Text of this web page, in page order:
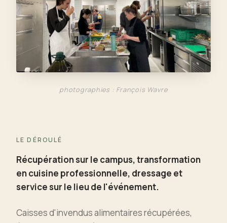
photographies : François Wavre
LE DÉROULÉ
Récupération sur le campus, transformation
en cuisine professionnelle, dressage et
service sur le lieu de l'événement.
Caisses d'invendus alimentaires récupérées,